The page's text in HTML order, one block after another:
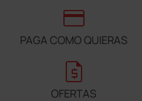
credit_card
PAGA COMO QUIERAS
request_quote
OFERTAS